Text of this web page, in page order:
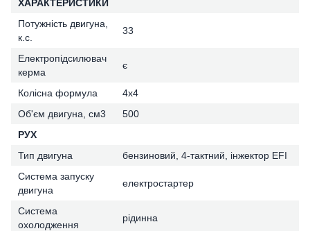
ХАРАКТЕРИСТИКИ
Потужність двигуна,
к.с.
33
Електропідсилювач
керма
є
Колісна формула
4х4
Об'єм двигуна, см3
500
РУХ
Тип двигуна
бензиновий, 4-тактний, інжектор EFI
Система запуску
двигуна
електростартер
Система
охолодження
рідинна